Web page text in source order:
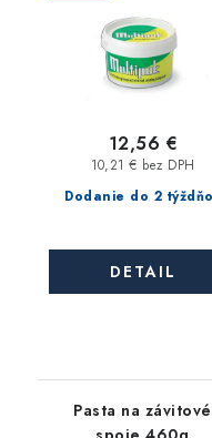
Dodanie do 2
10,21 € bez DPH
12,56 €
DETAIL
Pasta na závitové